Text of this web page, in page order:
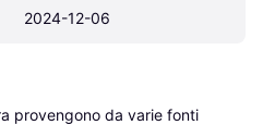
2024-12-06
provengono da varie fonti